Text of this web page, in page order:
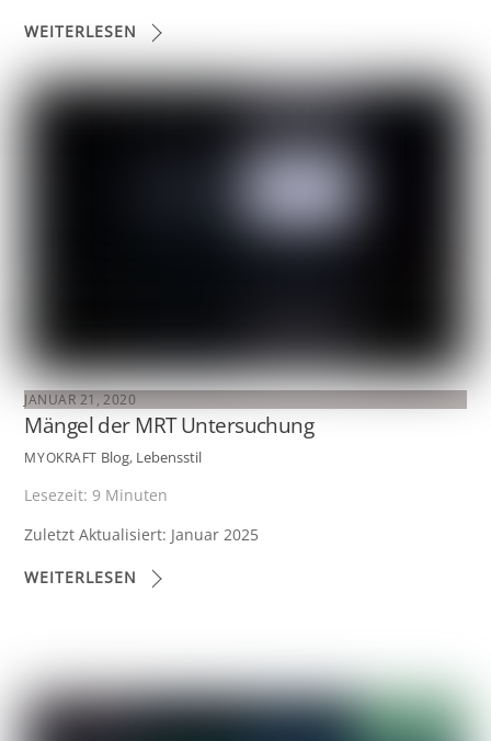
WEITERLESEN
JANUAR 21, 2020
Mängel der MRT Untersuchung
MYOKRAFT Blog, Lebensstil
Lesezeit: 9 Minuten
Zuletzt Aktualisiert: Januar 2025
WEITERLESEN